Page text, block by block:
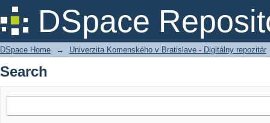
DSpace
Search
DSpace Home → Univerzita Komenského v Bratislave - Digitálny repozitár
Search